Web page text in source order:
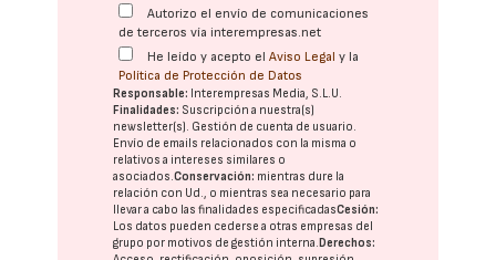
Autorizo el envío de comunicaciones
de terceros vía interempresas.net
He leído y acepto elAviso Legal y la
Política de Protección de Datos
Responsable: Interempresas Media, S.L.U.
Finalidades: Suscripción a nuestra(s)
newsletter(s). Gestión de cuenta de usuario.
Envío de emails relacionados con la misma o
relativos a intereses similares o
asociados.Conservación: mientras dure la
relación con Ud., o mientras sea necesario para
llevar a cabo las finalidades especificadasCesión:
Los datos pueden cederse a otras empresas del
grupo por motivos de gestión interna.Derechos: